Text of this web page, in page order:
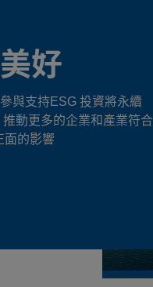
好
與支持ESG 投資將永續
動更多的企業和產業符合
面的影響